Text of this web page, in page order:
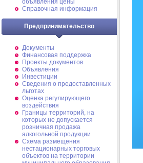
объявления цены
Справочная информация
Предпринимательство
Документы
Финансовая поддержка
Проекты документов
Объявления
Инвестиции
Сведения о предоставленных
льготах
Оценка регулирующего
воздействия
Границы территорий, на
которых не допускается
розничная продажа
алкогольной продукции
Схема размещения
нестационарных торговых
объектов на территории